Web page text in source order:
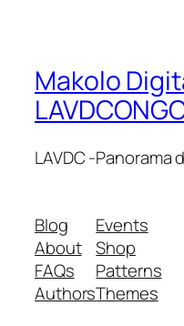
Makolo
LAVDC -Panorama
Blog
About
FAQs
Authors
Events
Shop
Patterns
Themes